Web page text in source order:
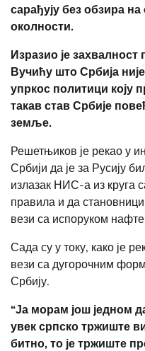
сарађују без обзира
околности.
Изразио је
Вучићу што Србија
упркос политици коју
такав став Србије
земље.
Решетњиков је рекао у
Србији да је за Русију
излазак НИС-а из круга
правила и да
вези са испоруком
Сада су у току, како је
вези са дугорочним
Србију.
“Ја морам још једном
увек српско тржиште
битно, то је тржиште